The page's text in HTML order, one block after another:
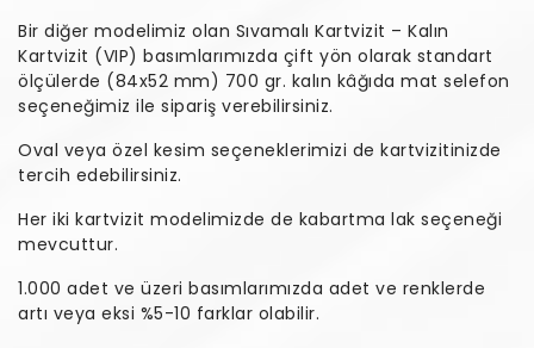
Bir diğer modelimiz olan Sıvamalı Kartvizit – Kalın
Kartvizit (VIP) basımlarımızda çift yön olarak standart
ölçülerde (84x52 mm) 700 gr. kalın kâğıda mat selefon
seçeneğimiz ile sipariş verebilirsiniz.
Oval veya özel kesim seçeneklerimizi de kartvizitinizde
tercih edebilirsiniz.
Her iki kartvizit modelimizde de kabartma lak seçeneği
mevcuttur.
1.000 adet ve üzeri basımlarımızda adet ve renklerde
artı veya eksi %5-10 farklar olabilir.